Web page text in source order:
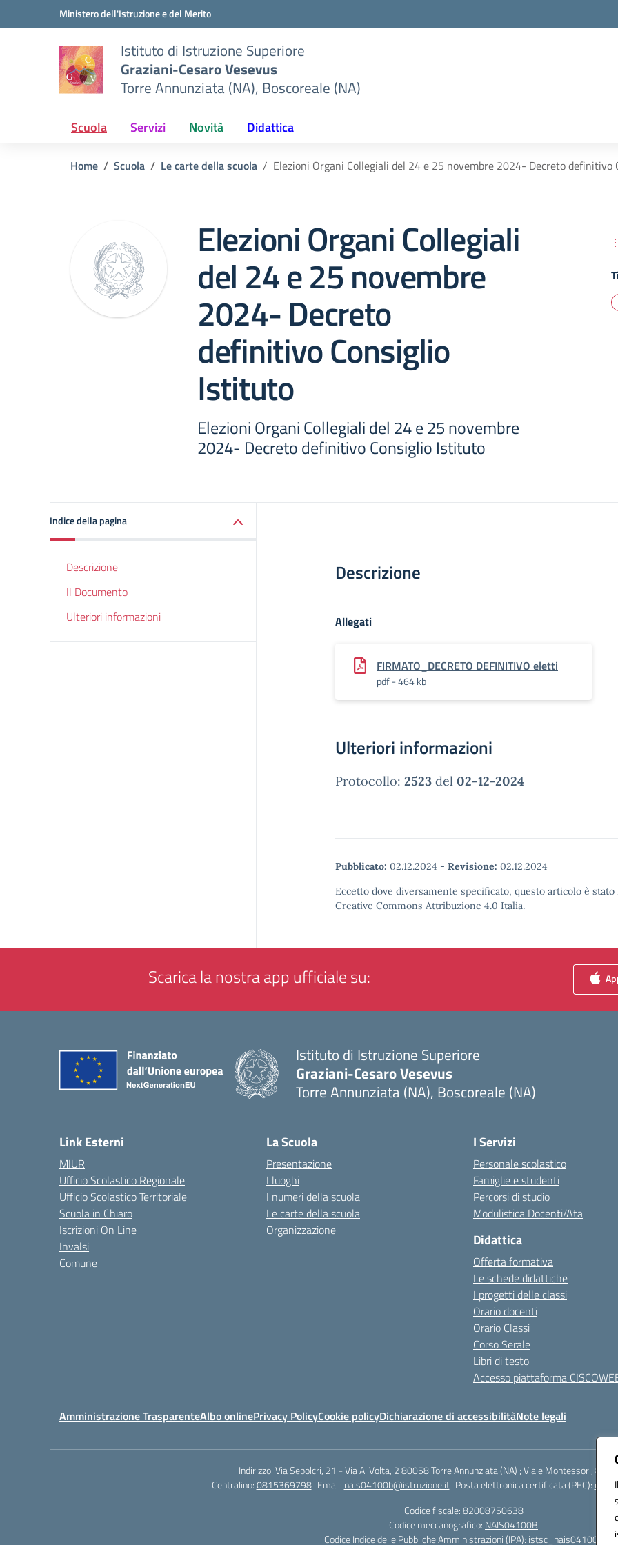
Vai ai contenuti
Vai al menu di navigazioneMinistero dell'Istruzione e del Merito
Istituto di Istruzione Superiore
Graziani-Cesaro Vesevus
Torre Annunziata (NA), Boscoreale (NA)
Scuola Servizi Novità Didattica
Home Scuola Le carte della scuola Elezioni Organi Collegiali del 24 e 25 novembre 2024- Decreto
Elezioni Organi Collegiali
del 24 e 25 novembre
2024- Decreto
definitivo Consiglio
Istituto
Elezioni Organi Collegiali del 24 e 25 novembre
2024- Decreto definitivo Consiglio Istituto
Indice della pagina
Descrizione
Il Documento
Ulteriori informazioni
Descrizione
Allegati
FIRMATO_DECRETO DEFINITIVO eletti
pdf - 464 kb
Ulteriori informazioni
Protocollo: 2523 del 02-12-2024
Pubblicato: 02.12.2024 - Revisione: 02.12.2024
Eccetto dove diversamente specificato, questo articolo è
Creative Commons Attribuzione 4.0 Italia.
Scarica la nostra app ufficiale su:
Istituto di Istruzione Superiore
Graziani-Cesaro Vesevus
Torre Annunziata (NA), Boscoreale (NA)
Link Esterni
MIUR
Ufficio Scolastico Regionale
Ufficio Scolastico Territoriale
Scuola in Chiaro
Iscrizioni On Line
Invalsi
Comune
La Scuola
Presentazione
I luoghi
I numeri della scuola
Le carte della scuola
Organizzazione
I Servizi
Personale scolastico
Famiglie e studenti
Percorsi di studio
Modulistica Docenti/Ata
Didattica
Offerta formativa
Le schede didattiche
I progetti delle classi
Orario docenti
Orario Classi
Corso Serale
Libri di testo
Accesso piattaforma
Amministrazione TrasparenteAlbo onlinePrivacy PolicyCookie policyDichiarazione di accessibilitàNote legali
Indirizzo:Via Sepolcri, 21 - Via A. Volta, 2 80058 Torre Annunziata (NA) ; Viale Montessori,
Centralino:0815369798 Email: nais04100b@istruzione.it Posta elettronica certificata (PEC):
Codice fiscale: 82008750638
Codice meccanografico: NAIS04100B
Codice Indice delle Pubbliche Amministrazioni (IPA): istsc_nais04100b